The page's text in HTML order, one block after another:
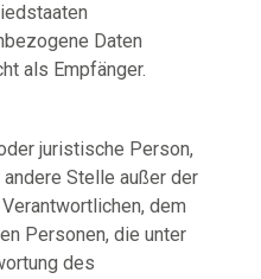
Daten
als Empfänger.
juristische Person,
Stelle außer der
dem
Personen, die unter
des